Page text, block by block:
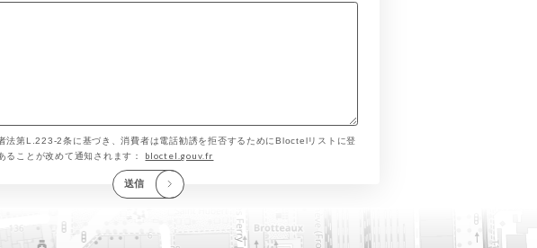
法第L.223-2条に基づき、消費者は電話勧誘を拒否するためにBloctelリストに登
ることが改めて通知されます： bloctel.gouv.fr
送信